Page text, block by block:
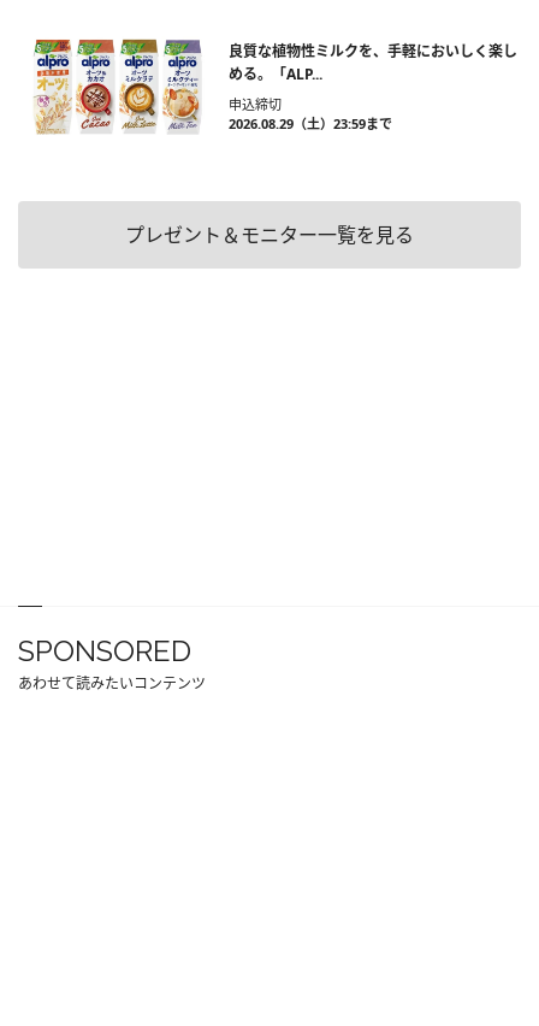
良質な植物性ミルクを、手軽においしく楽し
める。「ALP...
申込締切
2026.08.29（土）23:59まで
プレゼント＆モニター一覧を見る
SPONSORED
あわせて読みたいコンテンツ